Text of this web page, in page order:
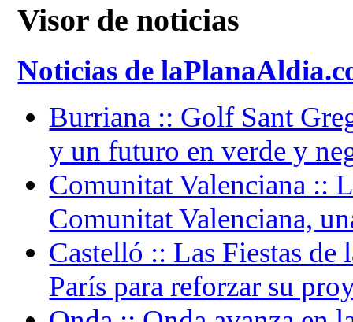
Visor de noticias
Noticias de
Burriana :: Golf Sant
y un futuro en verde y
Comunitat Valenciana ::
Comunitat Valenciana,
Castelló :: Las Fiestas de
París para reforzar su